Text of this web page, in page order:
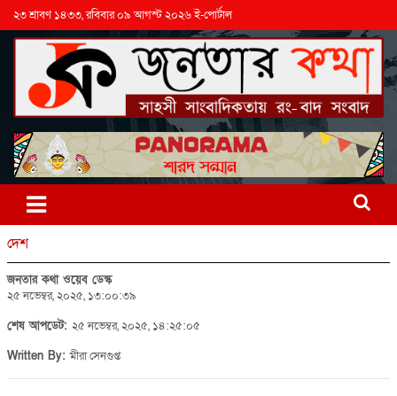
২৩ শ্রাবণ ১৪৩৩, রবিবার ০৯ আগস্ট ২০২৬ ই-পোর্টাল
দেশ
জনতার কথা ওয়েব ডেস্ক
২৫ নভেম্বর, ২০২৫, ১৩:০০:৩৯
শেষ আপডেট: ২৫ নভেম্বর, ২০২৫, ১৪:২৫:০৫
Written By:মীরা সেনগুপ্ত